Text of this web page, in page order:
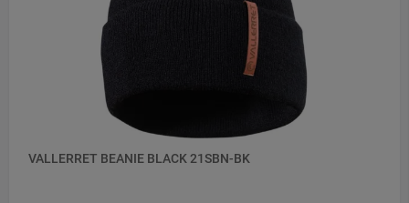
VALLERRET BEANIE BLACK 21SBN-BK